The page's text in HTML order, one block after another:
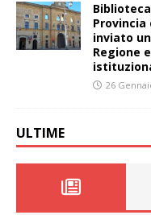
Provincia
inviato
Regione
26
ULTIME